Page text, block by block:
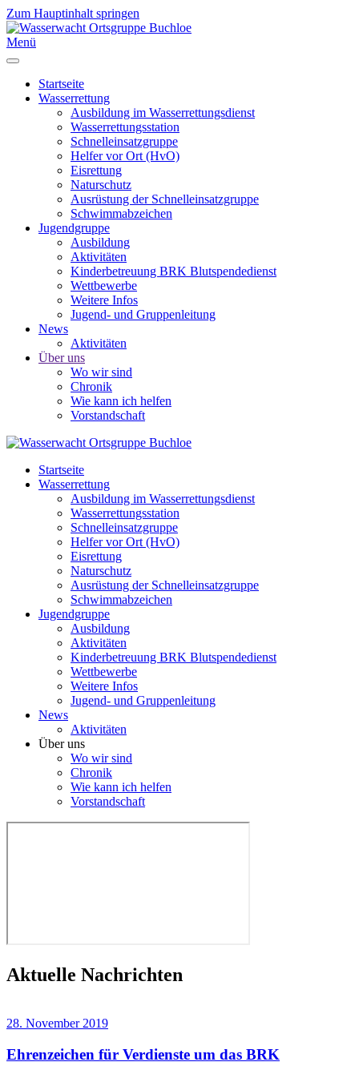
Zum Hauptinhalt springen
Menü
Startseite
Wasserrettung
Ausbildung im Wasserrettungsdienst
Wasserrettungsstation
Schnelleinsatzgruppe
Helfer vor Ort (HvO)
Eisrettung
Naturschutz
Ausrüstung der Schnelleinsatzgruppe
Schwimmabzeichen
Jugendgruppe
Ausbildung
Aktivitäten
Kinderbetreuung BRK Blutspendedienst
Wettbewerbe
Weitere Infos
Jugend- und Gruppenleitung
News
Aktivitäten
Über uns
Wo wir sind
Chronik
Wie kann ich helfen
Vorstandschaft
Startseite
Wasserrettung
Ausbildung im Wasserrettungsdienst
Wasserrettungsstation
Schnelleinsatzgruppe
Helfer vor Ort (HvO)
Eisrettung
Naturschutz
Ausrüstung der Schnelleinsatzgruppe
Schwimmabzeichen
Jugendgruppe
Ausbildung
Aktivitäten
Kinderbetreuung BRK Blutspendedienst
Wettbewerbe
Weitere Infos
Jugend- und Gruppenleitung
News
Aktivitäten
Über uns
Wo wir sind
Chronik
Wie kann ich helfen
Vorstandschaft
Aktuelle Nachrichten
28. November 2019
Ehrenzeichen für Verdienste um das BRK